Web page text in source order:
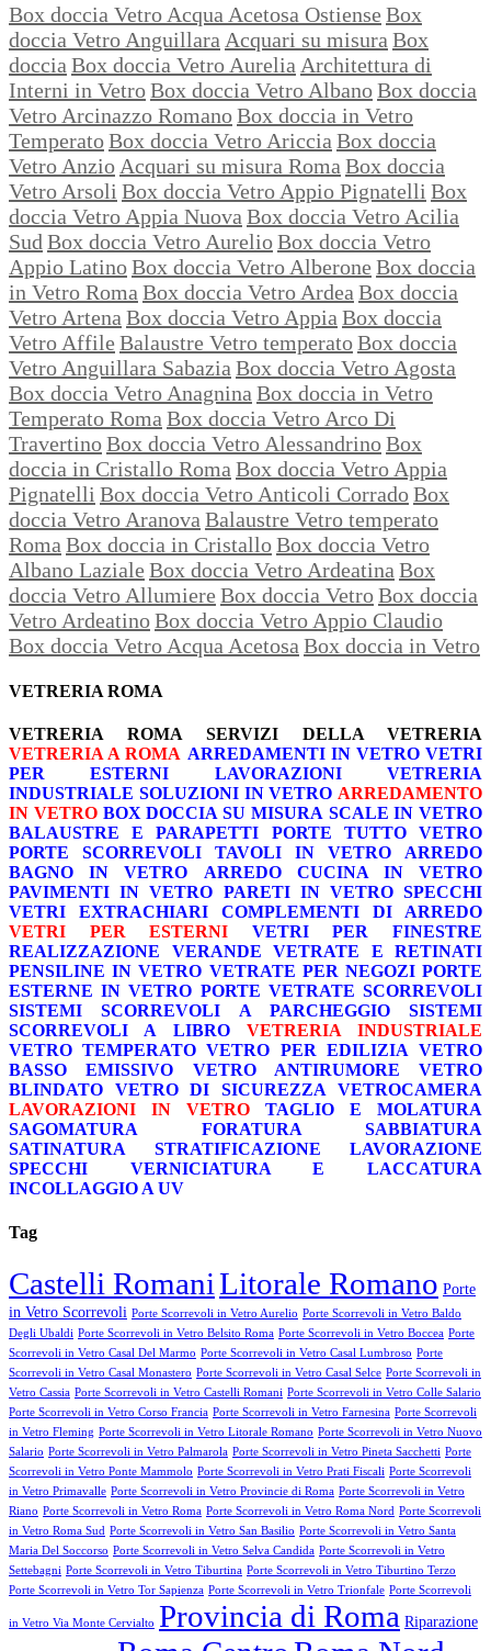
Box doccia Vetro Acqua Acetosa Ostiense Box
doccia Vetro Anguillara Acquari su misura Box
doccia Box doccia Vetro Aurelia Architettura di
Interni in VetroBox doccia Vetro AlbanoBox doccia
Vetro Arcinazzo RomanoBox doccia in Vetro
TemperatoBox doccia Vetro Ariccia Box doccia
Vetro Anzio Acquari su misura Roma Box doccia
Vetro Arsoli Box doccia Vetro Appio Pignatelli Box
doccia Vetro Appia Nuova Box doccia Vetro Acilia
Sud Box doccia Vetro AurelioBox doccia Vetro
Appio LatinoBox doccia Vetro Alberone Box doccia
in Vetro Roma Box doccia Vetro Ardea Box doccia
Vetro Artena Box doccia Vetro Appia Box doccia
Vetro Affile Balaustre Vetro temperatoBox doccia
Vetro Anguillara Sabazia Box doccia Vetro Agosta
Box doccia Vetro Anagnina Box doccia in Vetro
Temperato Roma Box doccia Vetro Arco Di
TravertinoBox doccia Vetro AlessandrinoBox
doccia in Cristallo Roma Box doccia Vetro Appia
Pignatelli Box doccia Vetro Anticoli CorradoBox
doccia Vetro Aranova Balaustre Vetro temperato
Roma Box doccia in CristalloBox doccia Vetro
Albano Laziale Box doccia Vetro Ardeatina Box
doccia Vetro Allumiere Box doccia VetroBox doccia
Vetro ArdeatinoBox doccia Vetro Appio Claudio
Box doccia Vetro Acqua Acetosa Box doccia in Vetro
VETRERIA ROMA
VETRERIA ROMA
SERVIZI DELLA VETRERIA
VETRERIA A ROMA ARREDAMENTI IN VETRO VETRI
PER ESTERNI
LAVORAZIONI
VETRERIA
INDUSTRIALE SOLUZIONI IN VETRO ARREDAMENTO
IN VETRO BOX DOCCIA SU MISURA SCALE IN VETRO
BALAUSTRE E PARAPETTI
PORTE TUTTO VETRO
PORTE SCORREVOLI
TAVOLI IN VETRO
ARREDO
BAGNO IN VETRO
ARREDO CUCINA IN VETRO
PAVIMENTI IN VETRO PARETI IN VETRO SPECCHI
VETRI EXTRACHIARI
COMPLEMENTI DI ARREDO
VETRI PER ESTERNI
VETRI PER FINESTRE
REALIZZAZIONE VERANDE
VETRATE E RETINATI
PENSILINE IN VETRO VETRATE PER NEGOZI PORTE
ESTERNE IN VETRO PORTE VETRATE SCORREVOLI
SISTEMI SCORREVOLI A PARCHEGGIO
SISTEMI
SCORREVOLI A LIBRO
VETRERIA INDUSTRIALE
VETRO TEMPERATO VETRO PER EDILIZIA VETRO
BASSO EMISSIVO
VETRO ANTIRUMORE
VETRO
BLINDATO
VETRO DI SICUREZZA
VETROCAMERA
LAVORAZIONI IN VETRO
TAGLIO E MOLATURA
SAGOMATURA
FORATURA
SABBIATURA
SATINATURA
STRATIFICAZIONE
LAVORAZIONE
SPECCHI
VERNICIATURA E LACCATURA
INCOLLAGGIO A UV
Tag
Castelli RomaniLitorale Romano Porte
in Vetro Scorrevoli Porte Scorrevoli in Vetro Aurelio Porte Scorrevoli in Vetro Baldo
Degli Ubaldi Porte Scorrevoli in Vetro Belsito Roma Porte Scorrevoli in Vetro Boccea Porte
Scorrevoli in Vetro Casal Del Marmo Porte Scorrevoli in Vetro Casal Lumbroso Porte
Scorrevoli in Vetro Casal Monastero Porte Scorrevoli in Vetro Casal Selce Porte Scorrevoli in
Vetro Cassia Porte Scorrevoli in Vetro Castelli Romani Porte Scorrevoli in Vetro Colle Salario
Porte Scorrevoli in Vetro Corso Francia Porte Scorrevoli in Vetro Farnesina Porte Scorrevoli
in Vetro Fleming Porte Scorrevoli in Vetro Litorale Romano Porte Scorrevoli in Vetro Nuovo
Salario Porte Scorrevoli in Vetro Palmarola Porte Scorrevoli in Vetro Pineta Sacchetti Porte
Scorrevoli in Vetro Ponte Mammolo Porte Scorrevoli in Vetro Prati Fiscali Porte Scorrevoli
in Vetro Primavalle Porte Scorrevoli in Vetro Provincie di Roma Porte Scorrevoli in Vetro
Riano Porte Scorrevoli in Vetro Roma Porte Scorrevoli in Vetro Roma Nord Porte Scorrevoli
in Vetro Roma Sud Porte Scorrevoli in Vetro San Basilio Porte Scorrevoli in Vetro Santa
Maria Del Soccorso Porte Scorrevoli in Vetro Selva Candida Porte Scorrevoli in Vetro
Settebagni Porte Scorrevoli in Vetro Tiburtina Porte Scorrevoli in Vetro Tiburtino Terzo
Porte Scorrevoli in Vetro Tor Sapienza Porte Scorrevoli in Vetro Trionfale Porte Scorrevoli
in Vetro Via Monte Cervialto Provincia di Roma Riparazione